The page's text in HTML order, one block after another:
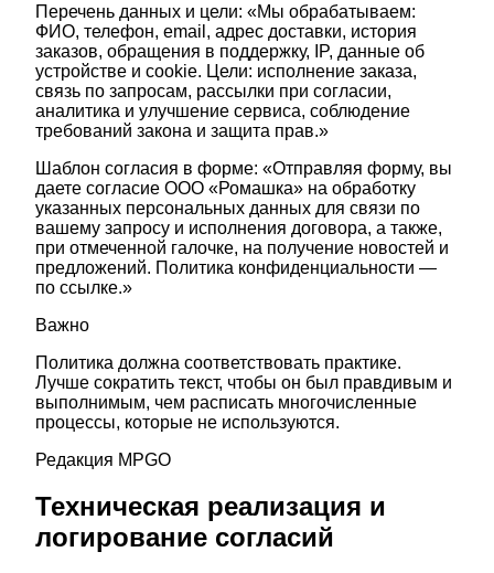
Перечень данных и цели: «Мы обрабатываем:
ФИО, телефон, email, адрес доставки, история
заказов, обращения в поддержку, IP, данные об
устройстве и cookie. Цели: исполнение заказа,
связь по запросам, рассылки при согласии,
аналитика и улучшение сервиса, соблюдение
требований закона и защита прав.»
Шаблон согласия в форме: «Отправляя форму, вы
даете согласие ООО «Ромашка» на обработку
указанных персональных данных для связи по
вашему запросу и исполнения договора, а также,
при отмеченной галочке, на получение новостей и
предложений. Политика конфиденциальности —
по ссылке.»
Важно
Политика должна соответствовать практике.
Лучше сократить текст, чтобы он был правдивым и
выполнимым, чем расписать многочисленные
процессы, которые не используются.
Редакция MPGO
Техническая реализация и
логирование согласий